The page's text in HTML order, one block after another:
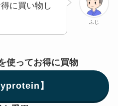
ふじ
に買い物し
使ってお得に買物
】